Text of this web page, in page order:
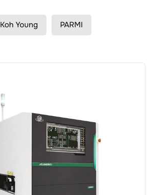
Koh Young PARMI